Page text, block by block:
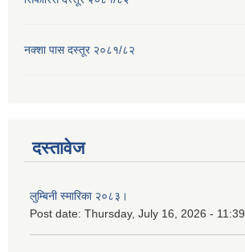
नक्शा पास दस्तूर २०८१/८२
दस्तावेज
लुम्बिनी स्मारिका २०८३।
Post date: Thursday, July 16, 2026 - 11:39